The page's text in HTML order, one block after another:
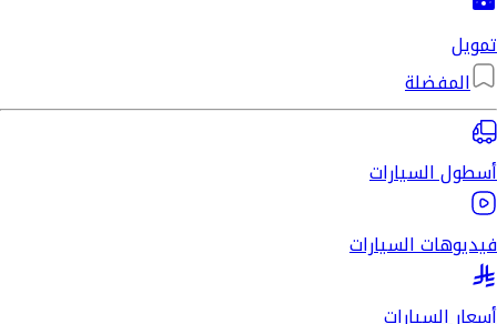
تمويل
المفضلة
أسطول السيارات
فيديوهات السيارات
أسعار السيارات